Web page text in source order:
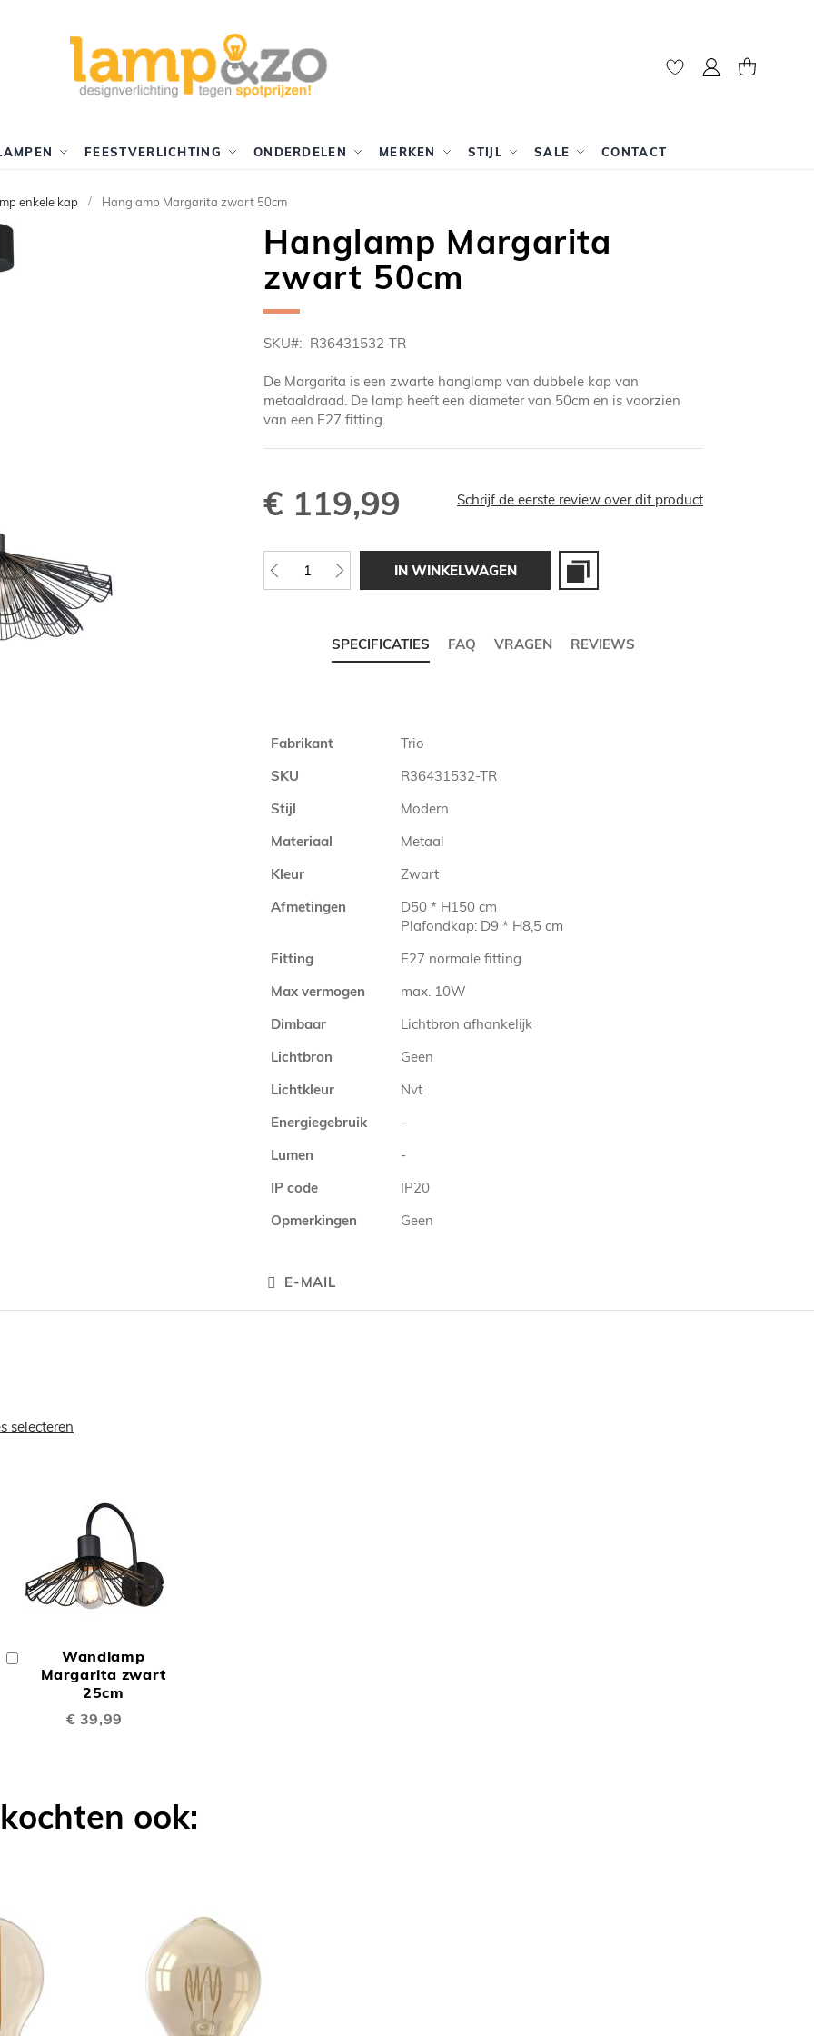
Mijn account
FEESTVERLICHTING ONDERDELEN MERKEN STIJL SALE CONTACT
enkele kap Hanglamp Margarita zwart 50cm
Hanglamp Margarita
zwart 50cm
SKU R36431532-TR
De Margarita is een zwarte hanglamp van dubbele kap van
metaaldraad. De lamp heeft een diameter van 50cm en is voorzien
van een E27 fitting.
€ 119,99 Schrijf de eerste review over dit product
IN WINKELWAGEN
SPECIFICATIES FAQ VRAGEN REVIEWS
Meer
Fabrikant
Trio
SKU
R36431532-TR
Stijl
Modern
Materiaal
Metaal
Kleur
Zwart
Afmetingen
D50 * H150 cm
Plafondkap: D9 * H8,5 cm
Fitting
E27 normale fitting
Max vermogen
max. 10W
Dimbaar
Lichtbron afhankelijk
Lichtbron
Geen
Lichtkleur
Nvt
Energiegebruik
-
Lumen
-
IP code
IP20
Opmerkingen
Geen
E-MAIL
selecteren
Wandlamp
Margarita zwart
25cm
€ 39,99
Winkelwagen
TOEVOEGEN
TE
ook: